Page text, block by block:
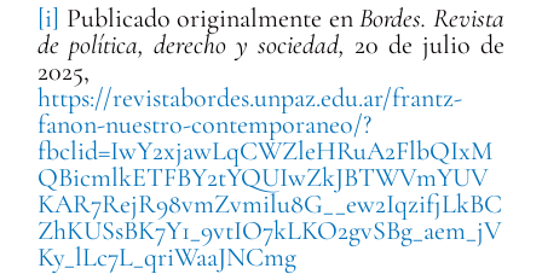
[i] Publicado originalmente enBordes. Revista
de política, derecho y sociedad, 20 de julio de
2025,
https://revistabordes.unpaz.edu.ar/frantz-
fanon-nuestro-contemporaneo/?
fbclid=IwY2xjawLqCWZleHRuA2FlbQIxM
QBicmlkETFBY2tYQUIwZkJBTWVmYUV
KAR7RejR98vmZvmilu8G__ew2IqzifjLkBC
ZhKUSsBK7Y1_9vtIO7kLKO2gvSBg_aem_jV
Ky_lLc7L_qriWaaJNCmg